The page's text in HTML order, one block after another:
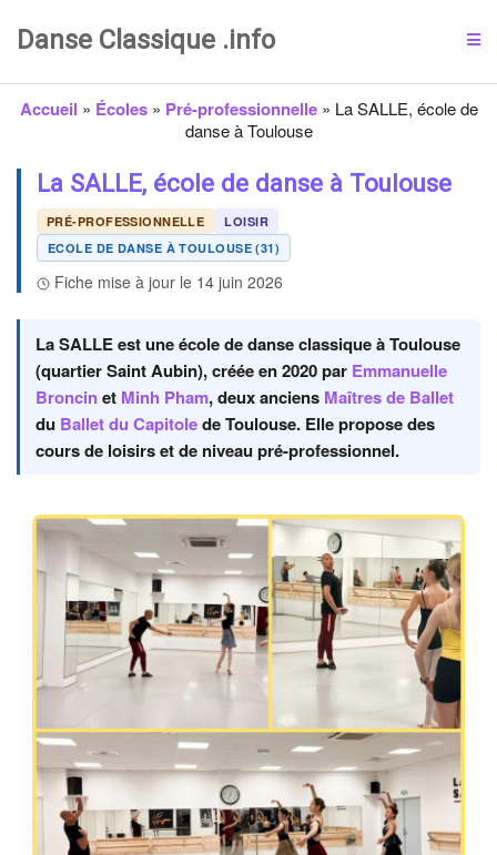
Danse Classique .info
Accueil » Écoles» Pré-professionnelle» La SALLE, école de
danse à Toulouse
La SALLE, école de danse à Toulouse
PRÉ-PROFESSIONNELLE
LOISIR
ECOLE DE DANSE À TOULOUSE (31)
Fiche mise à jour le 14 juin 2026
La SALLE est une école de danse classique à Toulouse
(quartier Saint Aubin), créée en 2020 par Emmanuelle
Broncinet Minh Pham, deux anciens Maîtres de Ballet
du Ballet du Capitolede Toulouse. Elle propose des
cours de loisirs et de niveau pré-professionnel.